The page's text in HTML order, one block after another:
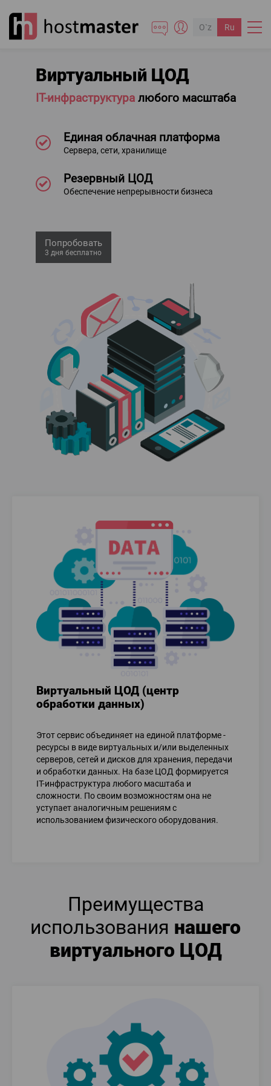
O`z Ru
Виртуальный ЦОД
IT-инфраструктуралюбого масштаба
Единая облачная платформа
Сервера, сети, хранилище
Резервный ЦОД
Обеспечение непрерывности бизнеса
Попробовать
3 дня бесплатно
Виртуальный ЦОД (центр
обработки данных)
Этот сервис объединяет на единой платформе -
ресурсы в виде виртуальных и/или выделенных
серверов, сетей и дисков для хранения, передачи
и обработки данных. На базе ЦОД формируется
IT-инфраструктура любого масштаба и
сложности. По своим возможностям она не
уступает аналогичным решениям с
использованием физического оборудования.
Преимущества
использования нашего
виртуального ЦОД